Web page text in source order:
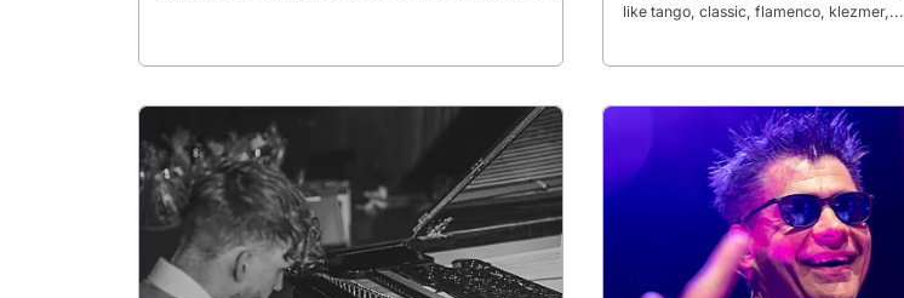
like tango, classic, flamenco, klezmer,...